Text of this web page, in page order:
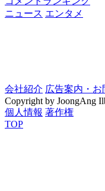
ニュース エンタメ
会社紹介 広告案内・
Copyright by JoongAng
個人情報 著作権
TOP